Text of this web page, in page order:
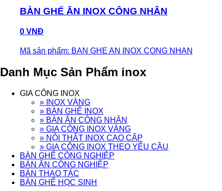
BÀN GHẾ ĂN INOX CÔNG NHÂN
0 VNĐ
Mã sản phẩm: BAN GHE AN INOX CONG NHAN
Danh Mục Sản Phẩm inox
GIA CÔNG INOX
» INOX VÀNG
» BÀN GHẾ INOX
» BÀN ĂN CÔNG NHÂN
» GIA CÔNG INOX VÀNG
» NỘI THẤT INOX CAO CẤP
» GIA CÔNG INOX THEO YÊU CẦU
BÀN GHẾ CÔNG NGHIỆP
BÀN ĂN CÔNG NGHIỆP
BÀN THAO TÁC
BÀN GHẾ HỌC SINH